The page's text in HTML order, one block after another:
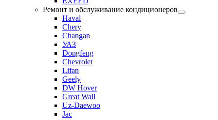
Ремонт и обслуживание кондиционеров
Haval
Chery
Changan
УАЗ
Dongfeng
Chevrolet
Lifan
Geely
DW Hover
Great Wall
Uz-Daewoo
Jac